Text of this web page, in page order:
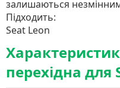
залишаються
Підходить:
Seat Leon
перехідна для